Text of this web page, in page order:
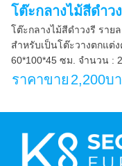
โต๊ะกลางไม้สีดำว
โต๊ะกลางไม้สีดำวงรี ราย
สำหรับเป็นโต๊ะวางตกแต่
60*100*45 ซม. จำนวน :
ราคาขาย 2,200บ